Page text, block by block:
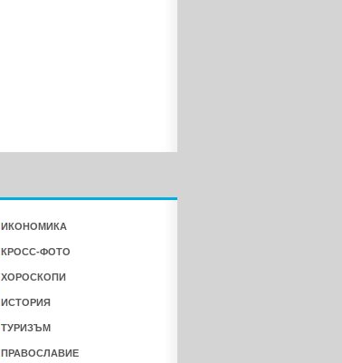
ИКОНОМИКА
КРОСС-ФОТО
ХОРОСКОПИ
ИСТОРИЯ
ТУРИЗЪМ
ПРАВОСЛАВИЕ